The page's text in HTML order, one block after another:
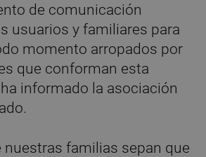
de comunicación
usuarios y familiares para
momento arropados por
que conforman esta
informado la asociación
nuestras familias sepan que